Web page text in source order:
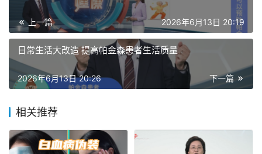
上一篇 2026年6月13日 20:19
日常生活大改造 提高帕金森患者生活质量
下一篇
2026年6月13日 20:26
相关推荐